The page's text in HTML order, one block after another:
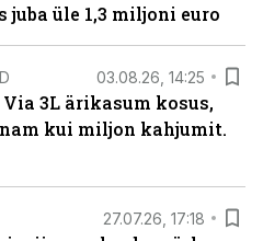
üle 1,3 miljoni euro
03.08.26, 14:25
3L ärikasum kosus,
kui miljon kahjumit.
27.07.26, 17:18